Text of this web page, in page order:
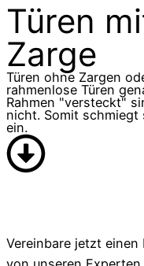
Viele unserer Kunden
und suchen den
Denn gerade wenn
Ohren. Da braucht es
Türen
Zarge
Türen ohne Zargen
rahmenlose Türen
Rahmen "versteckt"
nicht. Somit schmiegt
ein.
Vereinbare jetzt